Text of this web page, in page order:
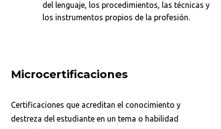
del lenguaje, los procedimientos, las técnicas y
los instrumentos propios de la profesión.
Microcertificaciones
Certificaciones que acreditan el conocimiento y
destreza del estudiante en un tema o habilidad